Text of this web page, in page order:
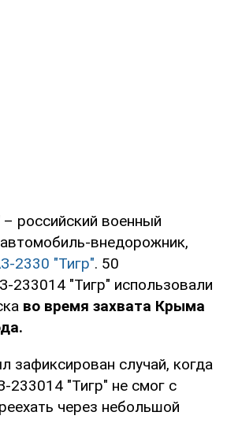
– российский военный
внедорожник,
2330 "Тигр". 50
233014 "Тигр" использовали
во время захвата Крыма
зафиксирован случай, когда
233014 "Тигр" не смог с
через небольшой